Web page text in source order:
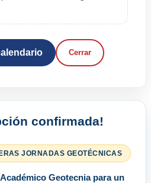
Cerrar
confirmada!
JORNADAS GEOTÉCNICAS
Geotecnia para un